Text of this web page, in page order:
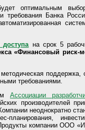
оптимальным
требования Банка
на срок 5
«Финансовый риск-
поддержка,
требованиями.
Ассоциации
производителей
неоднократно
компании ООО